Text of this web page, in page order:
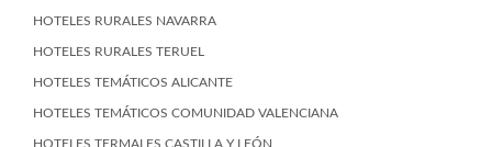
HOTELES RURALES NAVARRA
HOTELES RURALES TERUEL
HOTELES TEMÁTICOS ALICANTE
HOTELES TEMÁTICOS COMUNIDAD VALENCIANA
HOTELES TERMALES CASTILLA Y LEÓN